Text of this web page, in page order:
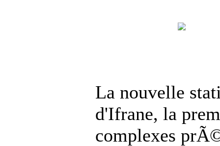
La nouvelle
d'Ifrane, la
complexes